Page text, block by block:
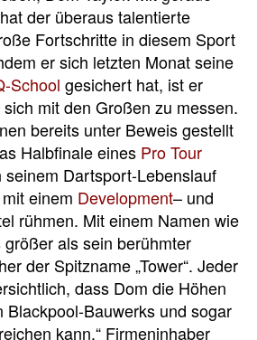
der überaus talentierte
Fortschritte in diesem Sport
er sich letzten Monat seine
School gesichert hat, ist er
mit den Großen zu messen.
bereits unter Beweis gestellt
Halbfinale eines Pro Tour
seinem Dartsport-Lebenslauf
einem Development– und
rühmen. Mit einem Namen wie
als sein berühmter
der Spitzname „Tower“. Jeder
dass Dom die Höhen
Blackpool-Bauwerks und sogar
kann.“ Firmeninhaber